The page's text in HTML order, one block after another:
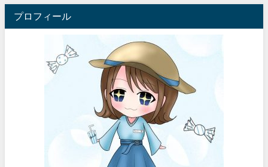
プロフィール